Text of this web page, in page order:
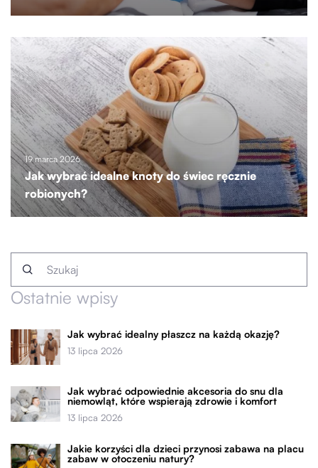
19 marca 2026
Jak wybrać idealne knoty do świec ręcznie
robionych?
Ostatnie wpisy
Jak wybrać idealny płaszcz na każdą okazję?
13 lipca 2026
Jak wybrać odpowiednie akcesoria do snu dla
niemowląt, które wspierają zdrowie i komfort
13 lipca 2026
Jakie korzyści dla dzieci przynosi zabawa na placu
zabaw w otoczeniu natury?